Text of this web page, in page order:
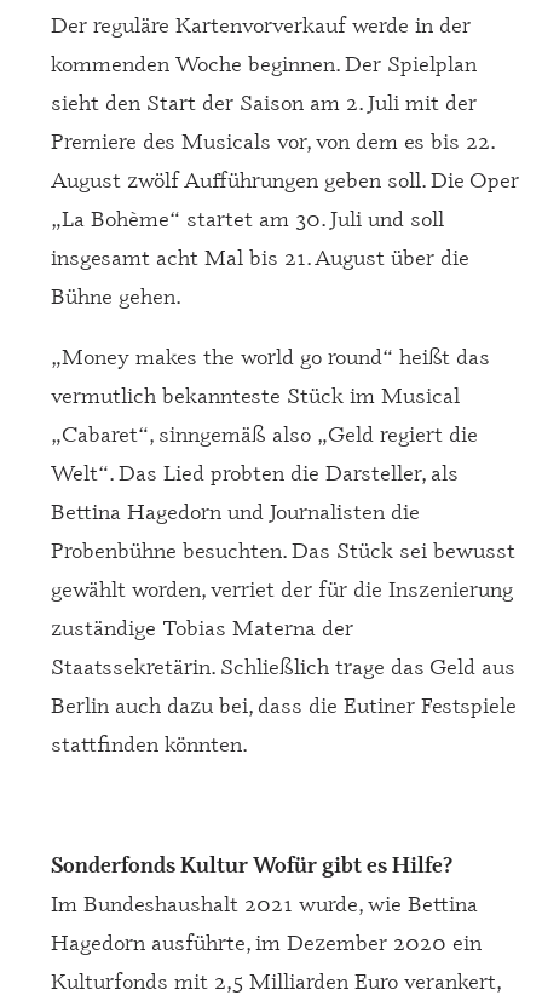
Der reguläre Kartenvorverkauf werde in der
kommenden Woche beginnen. Der Spielplan
sieht den Start der Saison am 2. Juli mit der
Premiere des Musicals vor, von dem es bis 22.
August zwölf Aufführungen geben soll. Die Oper
„La Bohème“ startet am 30. Juli und soll
insgesamt acht Mal bis 21. August über die
Bühne gehen.
„Money makes the world go round“ heißt das
vermutlich bekannteste Stück im Musical
„Cabaret“, sinngemäß also „Geld regiert die
Welt“. Das Lied probten die Darsteller, als
Bettina Hagedorn und Journalisten die
Probenbühne besuchten. Das Stück sei bewusst
gewählt worden, verriet der für die Inszenierung
zuständige Tobias Materna der
Staatssekretärin. Schließlich trage das Geld aus
Berlin auch dazu bei, dass die Eutiner Festspiele
stattfinden könnten.
Sonderfonds Kultur Wofür gibt es Hilfe?
Im Bundeshaushalt 2021 wurde, wie Bettina
Hagedorn ausführte, im Dezember 2020 ein
Kulturfonds mit 2,5 Milliarden Euro verankert,